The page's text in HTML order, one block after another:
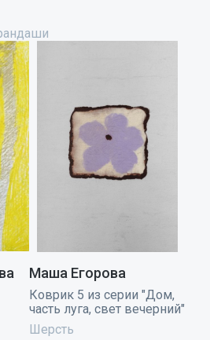
Маша Егорова
Коврик 5 из серии "Дом,
часть луга, свет вечерний"
Шерсть